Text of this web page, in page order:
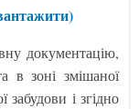
документацію,
в зоні змішаної
забудови і згідно